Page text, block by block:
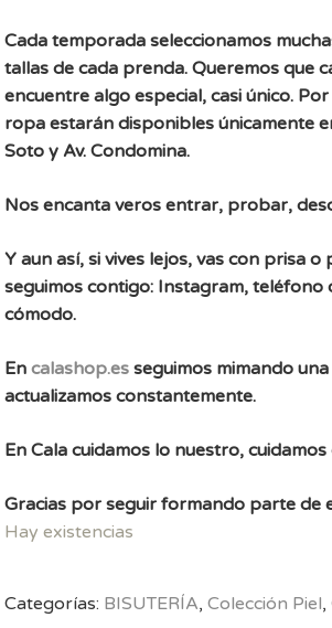
Cada temporada seleccionamos
tallas de cada prenda. Queremos que
encuentre algo especial, casi único.
ropa estarán disponibles únicamente
Soto y Av. Condomina.
Nos encanta veros entrar, probar,
Y aun así, si vives lejos, vas con prisa
seguimos contigo: Instagram, teléfono
cómodo.
En calashop.esseguimos mimando
actualizamos constantemente.
En Cala cuidamos lo nuestro, cuidamos
Gracias por seguir formando parte de
Hay existencias
Categorías: BISUTERÍA, Colección Piel,